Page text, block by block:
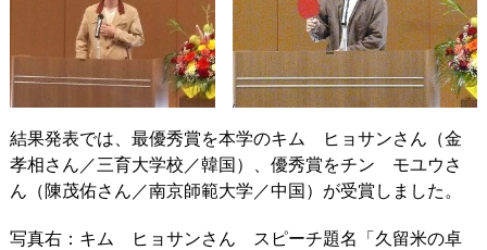
結果発表では、最優秀賞を本学のキム ヒョサンさん（金
孝相さん／三育大学校／韓国）、優秀賞をチン モユウさ
ん（陳茂佑さん／南京師範大学／中国）が受賞しました。
写真右：キム ヒョサンさん スピーチ題名「久留米の卓